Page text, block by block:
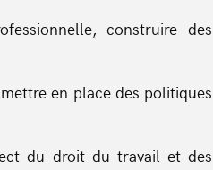
construire des
en place des politiques
du droit du travail et des